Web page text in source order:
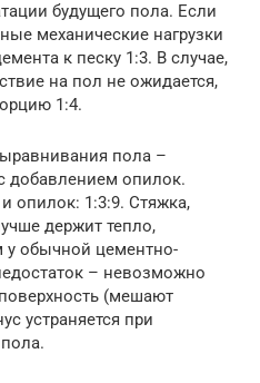
будущего пола. Если
механические нагрузки
к песку 1:3. В случае,
на пол не ожидается,
1:4.
пола –
добавлением опилок.
опилок: 1:3:9. Стяжка,
держит тепло,
у обычной цементно-
– невозможно
(мешают
устраняется при